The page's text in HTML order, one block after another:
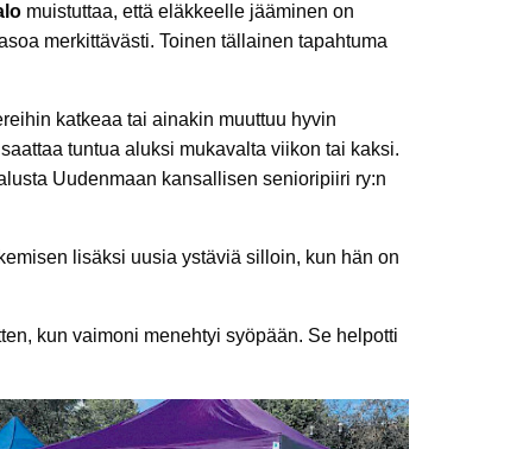
muistuttaa, että eläkkeelle jääminen on
merkittävästi. Toinen tällainen tapahtuma
katkeaa tai ainakin muuttuu hyvin
tuntua aluksi mukavalta viikon tai kaksi.
Uudenmaan kansallisen senioripiiri ry:n
lisäksi uusia ystäviä silloin, kun hän on
kun vaimoni menehtyi syöpään. Se helpotti